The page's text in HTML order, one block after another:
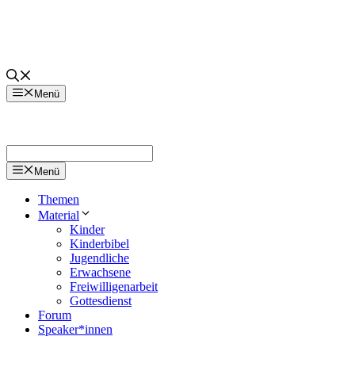
Menü
Menü
Themen
Material
Kinder
Kinderbibel
Jugendliche
Erwachsene
Freiwilligenarbeit
Gottesdienst
Forum
Speaker*innen